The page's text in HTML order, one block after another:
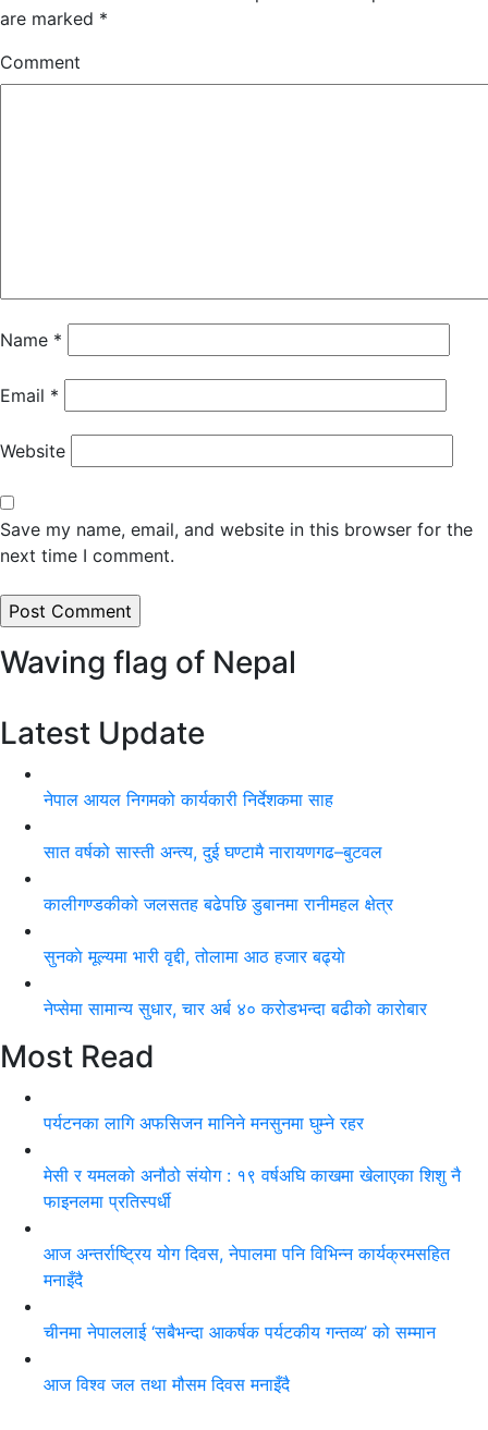
are marked *
Comment
Name *
Email *
Website
Save my name, email, and website in this browser for the
next time I comment.
Waving flag of Nepal
Latest Update
नेपाल आयल निगमको कार्यकारी निर्देशकमा साह
सात वर्षको सास्ती अन्त्य, दुई घण्टामै नारायणगढ–बुटवल
कालीगण्डकीको जलसतह बढेपछि डुबानमा रानीमहल क्षेत्र
सुनकाे मूल्यमा भारी वृद्दी, तोलामा आठ हजार बढ्याे
नेप्सेमा सामान्य सुधार, चार अर्ब ४० करोडभन्दा बढीको कारोबार
Most Read
पर्यटनका लागि अफसिजन मानिने मनसुनमा घुम्ने रहर
मेसी र यमलको अनौठो संयोग : १९ वर्षअघि काखमा खेलाएका शिशु नै
फाइनलमा प्रतिस्पर्धी
आज अन्तर्राष्ट्रिय योग दिवस, नेपालमा पनि विभिन्न कार्यक्रमसहित
मनाइँदै
चीनमा नेपाललाई ‘सबैभन्दा आकर्षक पर्यटकीय गन्तव्य’ को सम्मान
आज विश्व जल तथा मौसम दिवस मनाइँदै